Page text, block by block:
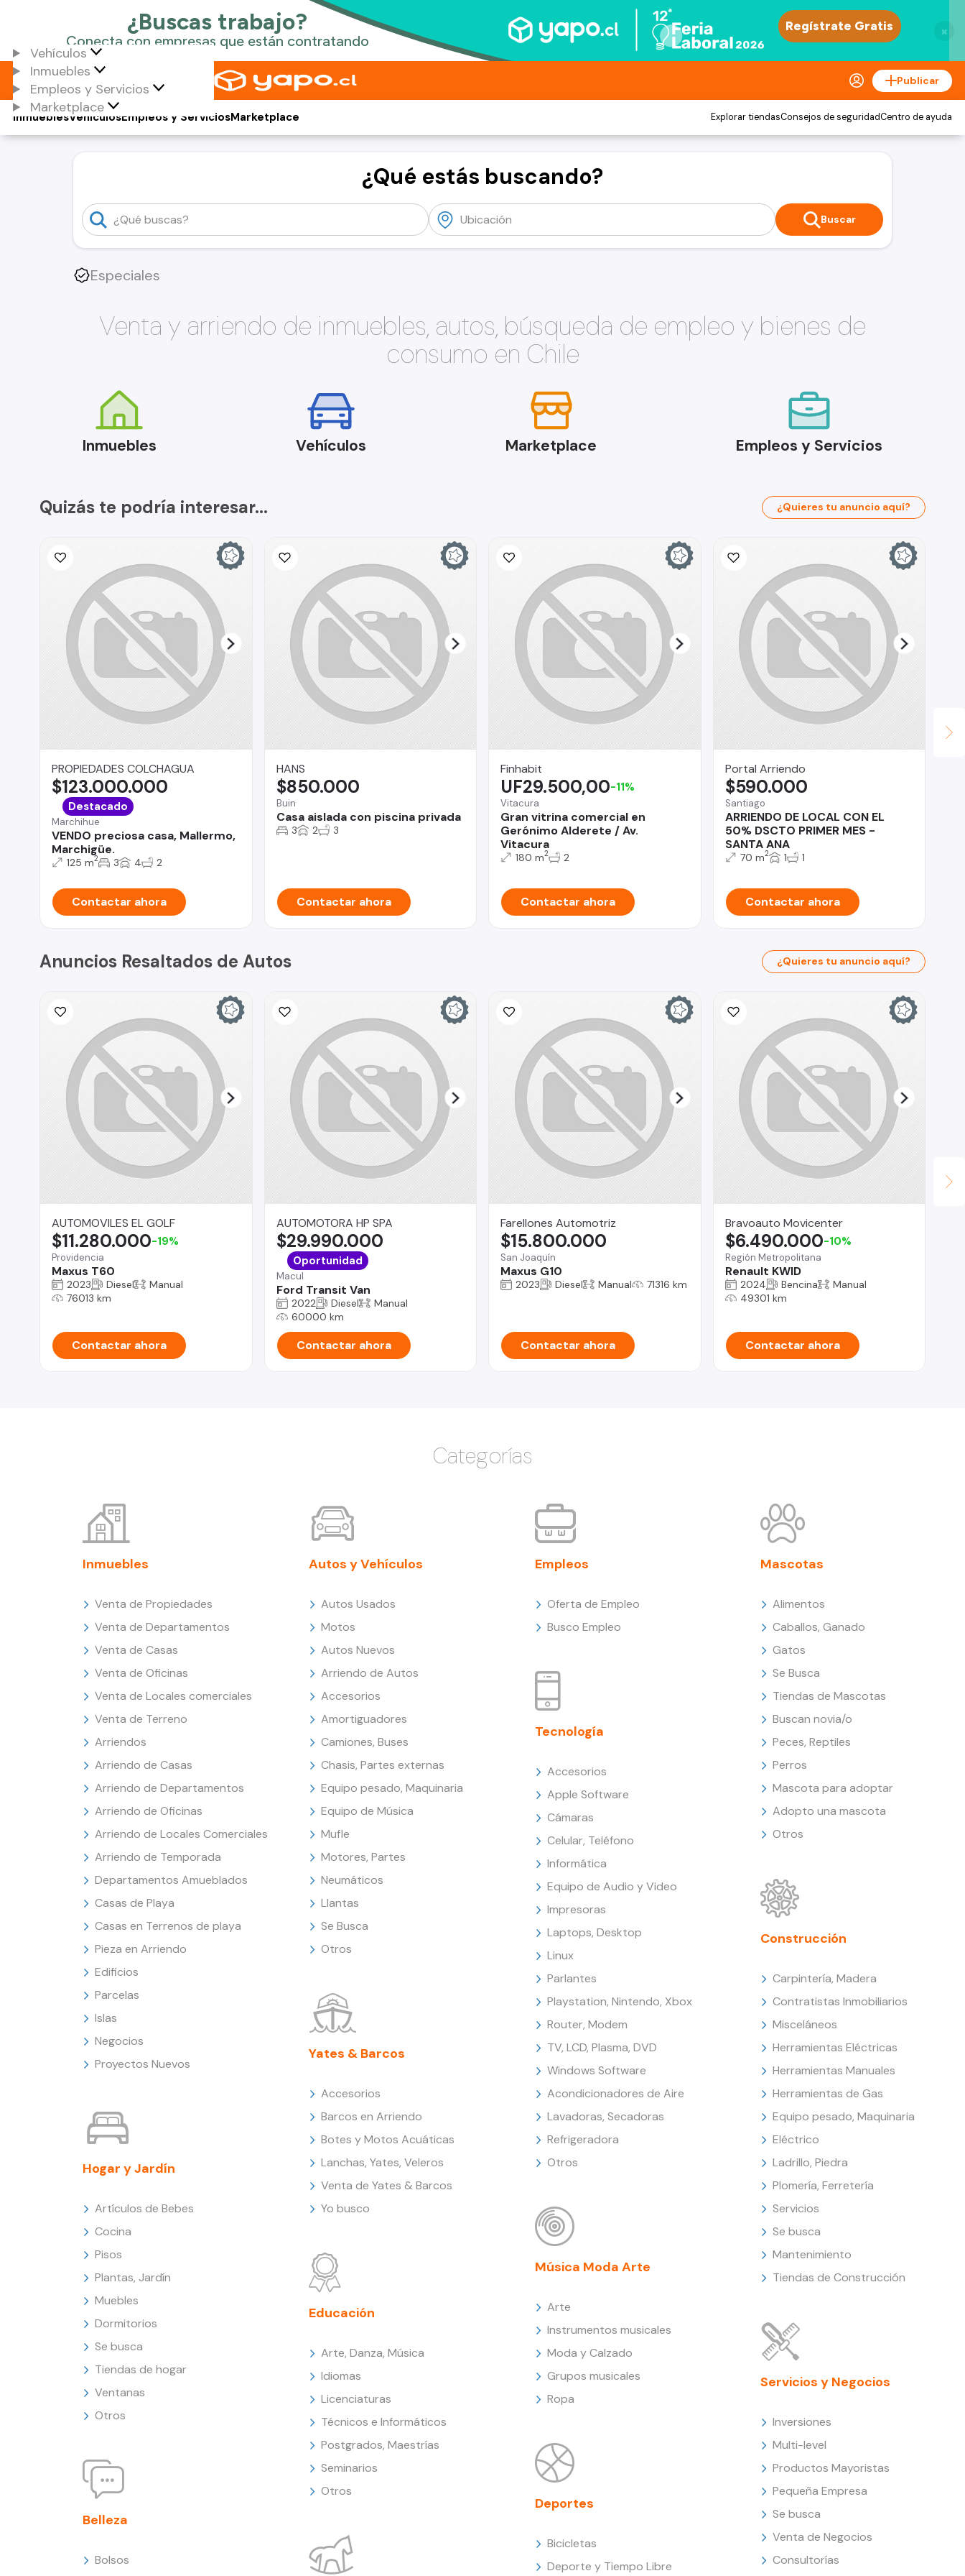
×
Vehículos
Inmuebles
Empleos y Servicios
Marketplace
Publicar
Vehículos
Inmuebles Empleos y ServiciosMarketplace Explorar tiendasConsejos de seguridadCentro de ayuda
¿Qué estás buscando?
Buscar
Especiales
Venta y arriendo de inmuebles, autos, búsqueda de empleo y bienes de
consumo en Chile
Inmuebles Vehículos Marketplace Empleos y Servicios
Quizás te podría interesar... ¿Quieres tu anuncio aquí?
PROPIEDADES COLCHAGUA
Marchihue
VENDO preciosa casa, Mallermo,
Marchigüe.
$123.000.000
Destacado
125 m2 3 4 2
Contactar ahora
HANS
Buin
Casa aislada con piscina privada
$850.000
3 2 3
Contactar ahora
Finhabit
Vitacura
Gran vitrina comercial en
Gerónimo Alderete / Av.
Vitacura
UF29.500,00-11%
180 m2 2
Contactar ahora
Portal Arriendo
Santiago
ARRIENDO DE LOCAL CON EL
50% DSCTO PRIMER MES -
SANTA ANA
$590.000
70 m2 1 1
Contactar ahora
Anuncios Resaltados de Autos ¿Quieres tu anuncio aquí?
AUTOMOVILES EL GOLF
Providencia
Maxus T60
$11.280.000-19%
2023 Diesel
Manual
76013 km
Contactar ahora
AUTOMOTORA HP SPA
Macul
Ford Transit Van
$29.990.000
Oportunidad
2022 Diesel
Manual
60000 km
Contactar ahora
Farellones Automotriz
San Joaquín
Maxus G10
$15.800.000
2023 Diesel Manual 71316 km
Contactar ahora
Bravoauto Movicenter
Región Metropolitana
Renault KWID
$6.490.000-10%
2024 Bencina
Manual
49301 km
Contactar ahora
Categorías
Inmuebles
Venta de Propiedades
Venta de Departamentos
Venta de Casas
Venta de Oficinas
Venta de Locales comerciales
Venta de Terreno
Arriendos
Arriendo de Casas
Arriendo de Departamentos
Arriendo de Oficinas
Arriendo de Locales Comerciales
Arriendo de Temporada
Departamentos Amueblados
Casas de Playa
Casas en Terrenos de playa
Pieza en Arriendo
Edificios
Parcelas
Islas
Negocios
Proyectos Nuevos
Hogar y Jardín
Artículos de Bebes
Cocina
Pisos
Plantas, Jardín
Muebles
Dormitorios
Se busca
Tiendas de hogar
Ventanas
Otros
Belleza
Bolsos
Autos y Vehículos
Autos Usados
Motos
Autos Nuevos
Arriendo de Autos
Accesorios
Amortiguadores
Camiones, Buses
Chasis, Partes externas
Equipo pesado, Maquinaria
Equipo de Música
Mufle
Motores, Partes
Neumáticos
Llantas
Se Busca
Otros
Yates & Barcos
Accesorios
Barcos en Arriendo
Botes y Motos Acuáticas
Lanchas, Yates, Veleros
Venta de Yates & Barcos
Yo busco
Educación
Arte, Danza, Música
Idiomas
Licenciaturas
Técnicos e Informáticos
Postgrados, Maestrías
Seminarios
Otros
Empleos
Oferta de Empleo
Busco Empleo
Tecnología
Accesorios
Apple Software
Cámaras
Celular, Teléfono
Informática
Equipo de Audio y Video
Impresoras
Laptops, Desktop
Linux
Parlantes
Playstation, Nintendo, Xbox
Router, Modem
TV, LCD, Plasma, DVD
Windows Software
Acondicionadores de Aire
Lavadoras, Secadoras
Refrigeradora
Otros
Música Moda Arte
Arte
Instrumentos musicales
Moda y Calzado
Grupos musicales
Ropa
Deportes
Bicicletas
Deporte y Tiempo Libre
Mascotas
Alimentos
Caballos, Ganado
Gatos
Se Busca
Tiendas de Mascotas
Buscan novia/o
Peces, Reptiles
Perros
Mascota para adoptar
Adopto una mascota
Otros
Construcción
Carpintería, Madera
Contratistas Inmobiliarios
Misceláneos
Herramientas Eléctricas
Herramientas Manuales
Herramientas de Gas
Equipo pesado, Maquinaria
Eléctrico
Ladrillo, Piedra
Plomería, Ferretería
Servicios
Se busca
Mantenimiento
Tiendas de Construcción
Servicios y Negocios
Inversiones
Multi-level
Productos Mayoristas
Pequeña Empresa
Se busca
Venta de Negocios
Consultorías